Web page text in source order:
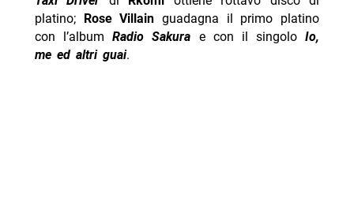
platino; Rose Villain guadagna il primo platino
con l’albumRadio Sakura e con il singoloIo,
me ed altri guai.